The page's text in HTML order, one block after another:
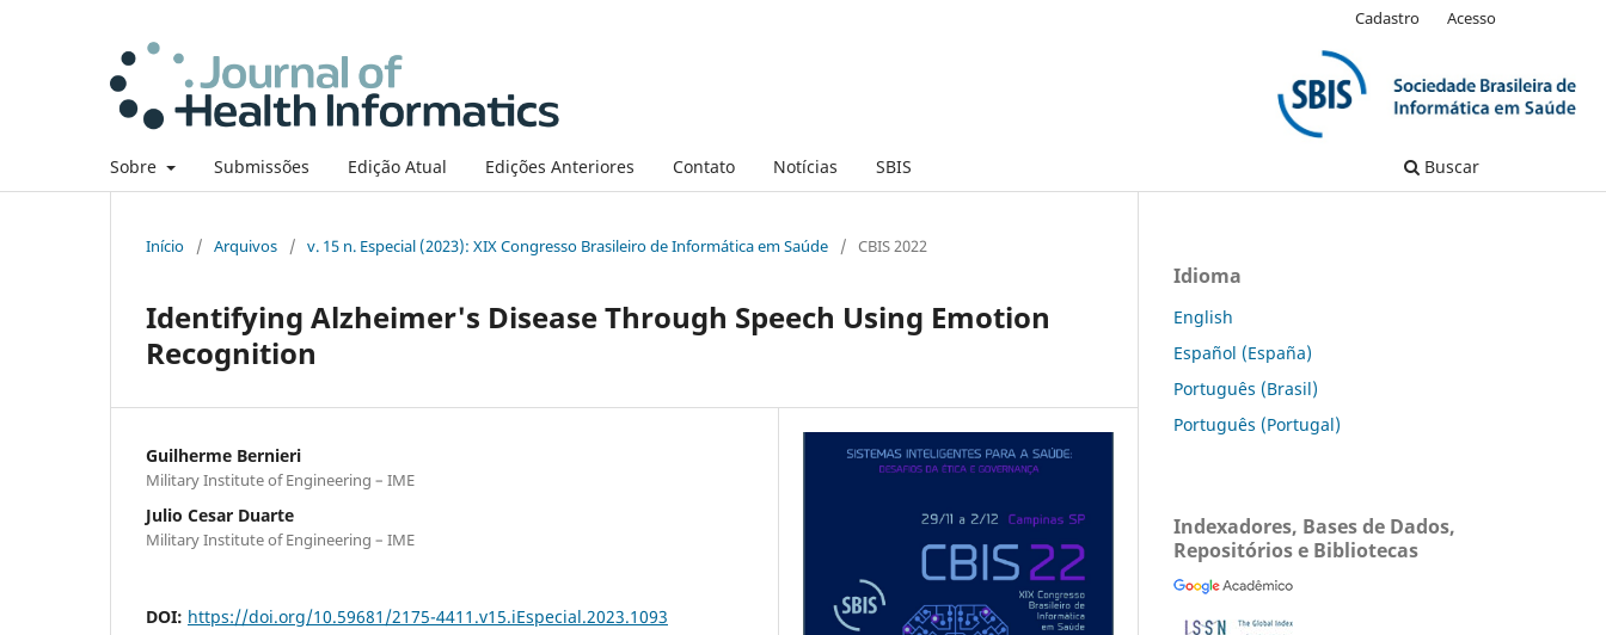
Sobre Submissões Edição Atual Edições Anteriores Contato Notícias SBIS Buscar
Cadastro Acesso
Início / Arquivos / v. 15 n. Especial (2023): XIX Congresso Brasileiro de Informática em Saúde / CBIS 2022
Identifying Alzheimer's Disease Through Speech Using Emotion
Recognition
Guilherme Bernieri
Military Institute of Engineering – IME
Julio Cesar Duarte
Military Institute of Engineering – IME
DOI: https://doi.org/10.59681/2175-4411.v15.iEspecial.2023.1093
Idioma
English
Español (España)
Português (Brasil)
Português (Portugal)
Indexadores, Bases de Dados,
Repositórios e Bibliotecas